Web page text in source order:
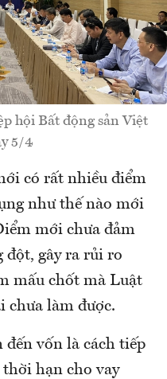
hội Bất động sản Việt
5/4
có rất nhiều điểm
như thế nào mới
mới chưa đảm
đột, gây ra rủi ro
mấu chốt mà Luật
chưa làm được.
đến vốn là cách tiếp
thời hạn cho vay